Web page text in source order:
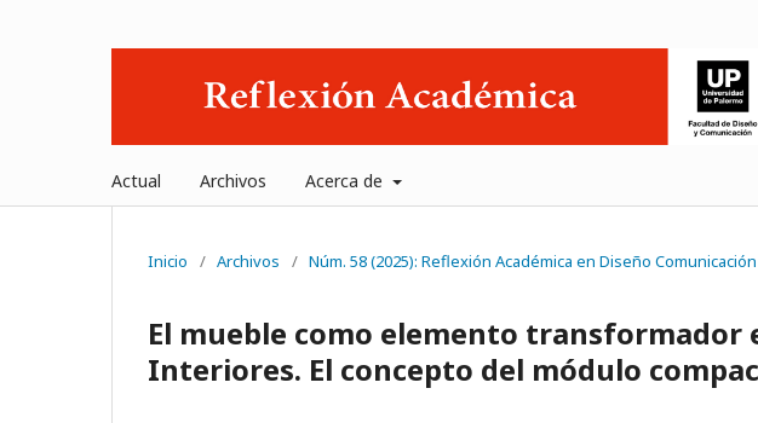
Actual Archivos Acerca de
Inicio / Archivos / Núm. 58 (2025): Reflexión Académica en Diseño
El mueble como elemento transformador
Interiores. El concepto del módulo